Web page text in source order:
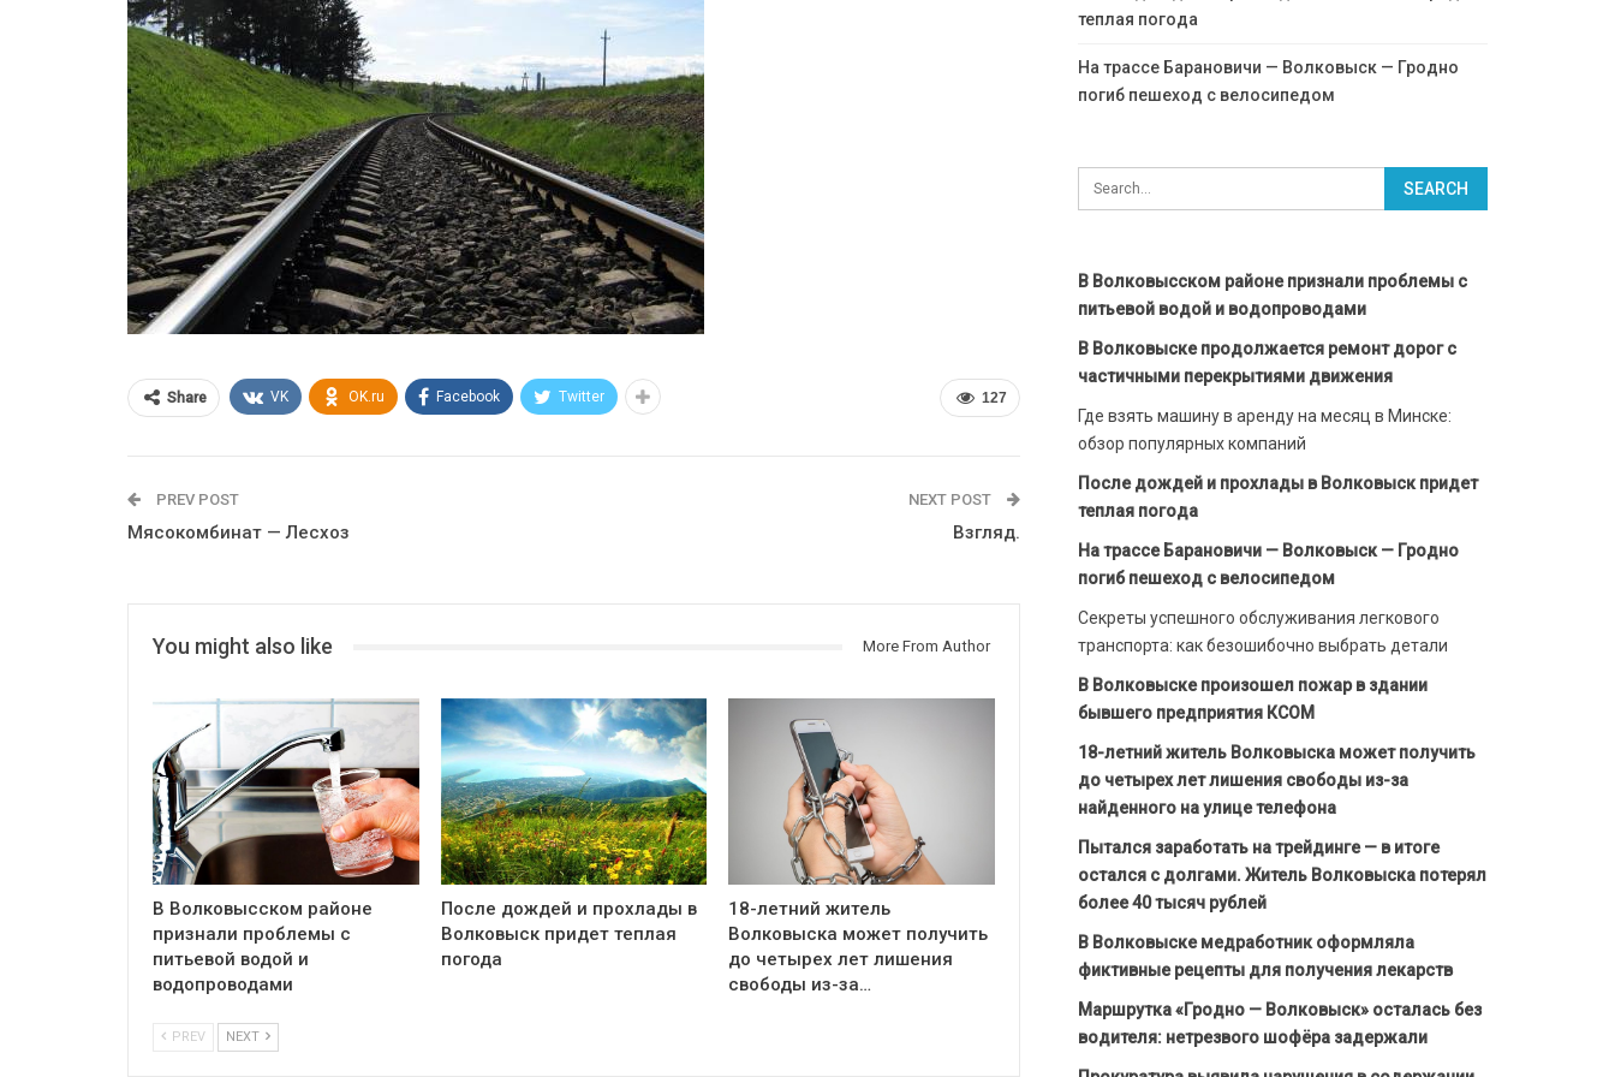
127
Share VK OK.ru Facebook Twitter
PREV POST
Мясокомбинат — Лесхоз
NEXT POST
Взгляд.
You might also like More From Author
В Волковысском районе
признали проблемы с
питьевой водой и
водопроводами
После дождей и прохлады в
Волковыск придет теплая
погода
18-летний житель
Волковыска может получить
до четырех лет лишения
свободы из-за…
PREV NEXT
теплая погода
На трассе Барановичи — Волковыск — Гродно
погиб пешеход с велосипедом
В Волковысском районе признали проблемы с
питьевой водой и водопроводами
В Волковыске продолжается ремонт дорог с
частичными перекрытиями движения
Где взять машину в аренду на месяц в Минске:
обзор популярных компаний
После дождей и прохлады в Волковыск придет
теплая погода
На трассе Барановичи — Волковыск — Гродно
погиб пешеход с велосипедом
Секреты успешного обслуживания легкового
транспорта: как безошибочно выбрать детали
В Волковыске произошел пожар в здании
бывшего предприятия КСОМ
18-летний житель Волковыска может получить
до четырех лет лишения свободы из-за
найденного на улице телефона
Пытался заработать на трейдинге — в итоге
остался с долгами. Житель Волковыска потерял
более 40 тысяч рублей
В Волковыске медработник оформляла
фиктивные рецепты для получения лекарств
Маршрутка «Гродно — Волковыск» осталась без
водителя: нетрезвого шофёра задержали